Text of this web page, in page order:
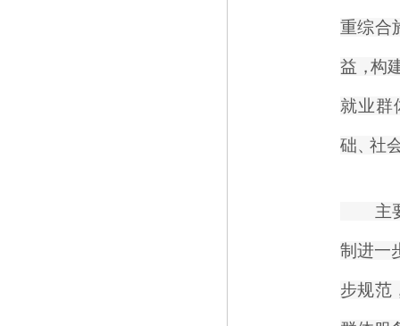
重综合
益 ，构
就业群
础、社
主要
制进一
步规范